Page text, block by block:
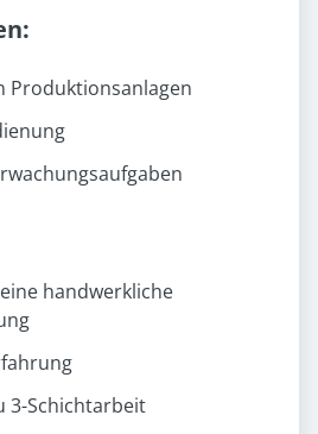
Produktionsanlagen
handwerkliche
3-Schichtarbeit